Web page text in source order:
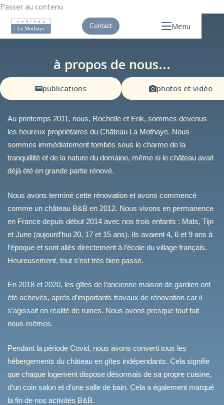
Passer au contenu
Contact Menu
à propos de nous...
publications photos et vidéo
Au printemps 2011, nous, Rochelle et Erik, sommes devenus
les heureux propriétaires du Château La Mothaye. Nous
sommes immédiatement tombés sous le charme de la
tranquillité et de la nature du domaine, même si le château avait
déjà été en grande partie rénové.
Nous avons terminé cette rénovation et avons commencé
comme un château B&B en 2012. Nous vivons en permanence
en France depuis début 2014 avec nos trois enfants : Mats, Tijn
et June (aujourd’hui 20, 17 et 15 ans). Ils avaient 4, 6 et 9 ans à
l’époque et sont allés directement à l’école du village français.
Heureusement, tout s’est très bien passé.
En 2018 et 2020, les gîtes de l’ancienne maison de gardien ont
été achevés, après d’importants travaux de rénovation car il
s’agissait en réalité de ruines. Nous avons presque tout fait
nous-mêmes.
Pendant la période Covid, nous avons converti tous les
hébergements du château en gîtes indépendants. Cela signifie
que chaque logement dispose désormais de sa propre cuisine,
d’un coin salon et d’une salle de bain. Cela a également marqué
la fin de nos activités B&B.